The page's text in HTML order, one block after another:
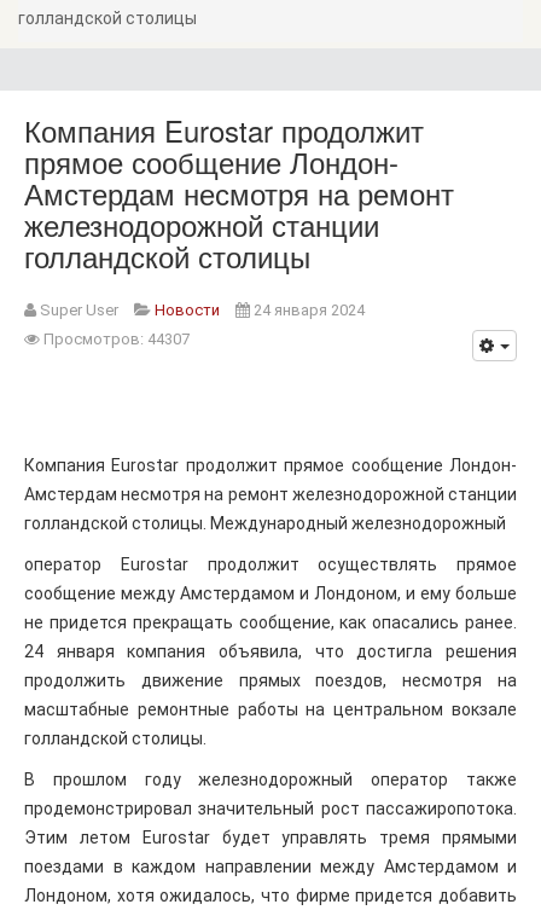
голландской столицы
Компания Eurostar продолжит
прямое сообщение Лондон-
Амстердам несмотря на ремонт
железнодорожной станции
голландской столицы
Super User Новости
24 января 2024
Просмотров: 44307
Компания Eurostar продолжит прямое сообщение Лондон-
Амстердам несмотря на ремонт железнодорожной станции
голландской столицы. Международный железнодорожный
оператор Eurostar продолжит осуществлять прямое
сообщение между Амстердамом и Лондоном, и ему больше
не придется прекращать сообщение, как опасались ранее.
24 января компания объявила, что достигла решения
продолжить движение прямых поездов, несмотря на
масштабные ремонтные работы на центральном вокзале
голландской столицы.
В прошлом году железнодорожный оператор также
продемонстрировал значительный рост пассажиропотока.
Этим летом Eurostar будет управлять тремя прямыми
поездами в каждом направлении между Амстердамом и
Лондоном, хотя ожидалось, что фирме придется добавить